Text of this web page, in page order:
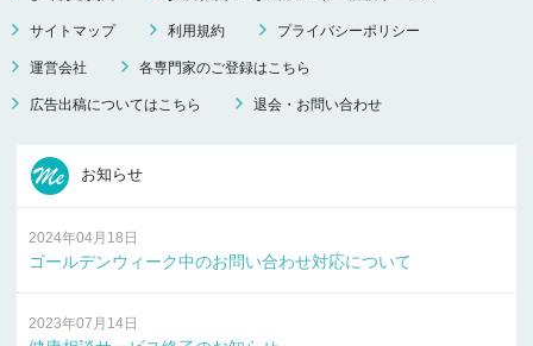
サイトマップ 利用規約 プライバシーポリシー
運営会社 各専門家のご登録はこちら
広告出稿についてはこちら 退会・お問い合わせ
お知らせ
2024年04月18日
ゴールデンウィーク中のお問い合わせ対応について
2023年07月14日